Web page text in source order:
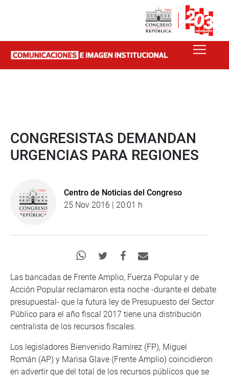
CONGRESISTAS DEMANDAN
URGENCIAS PARA REGIONES
Centro de Noticias del Congreso
25 Nov 2016 | 20:01 h
Las bancadas de Frente Amplio, Fuerza Popular y de
Acción Popular reclamaron esta noche -durante el debate
presupuestal- que la futura ley de Presupuesto del Sector
Público para el año fiscal 2017 tiene una distribución
centralista de los recursos fiscales.
Los legisladores Bienvenido Ramírez (FP), Miguel
Román (AP) y Marisa Glave (Frente Amplio) coincidieron
en advertir que del total de los recursos públicos que se